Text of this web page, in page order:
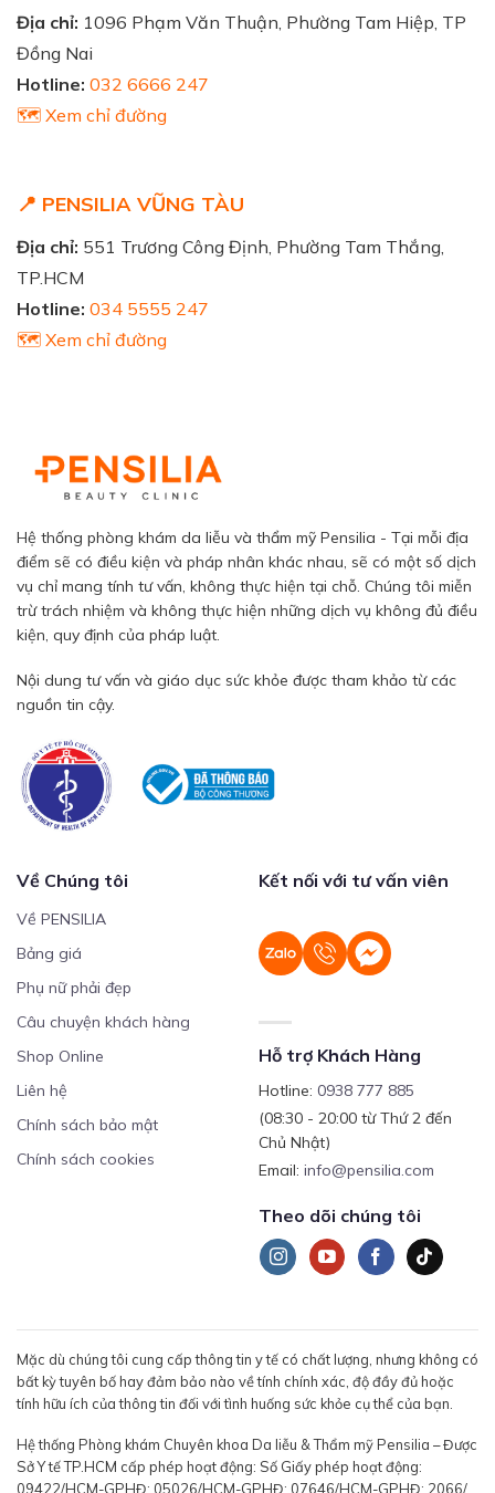
Địa chỉ: 1096 Phạm Văn Thuận, Phường Tam Hiệp, TP
Đồng Nai
Hotline: 032 6666 247
🗺️ Xem chỉ đường
📍 PENSILIA VŨNG TÀU
Địa chỉ: 551 Trương Công Định, Phường Tam Thắng,
TP.HCM
Hotline: 034 5555 247
🗺️ Xem chỉ đường
Hệ thống phòng khám da liễu và thẩm mỹ Pensilia - Tại mỗi địa
điểm sẽ có điều kiện và pháp nhân khác nhau, sẽ có một số dịch
vụ chỉ mang tính tư vấn, không thực hiện tại chỗ. Chúng tôi miễn
trừ trách nhiệm và không thực hiện những dịch vụ không đủ điều
kiện, quy định của pháp luật.
Nội dung tư vấn và giáo dục sức khỏe được tham khảo từ các
nguồn tin cậy.
Về Chúng tôi
Về PENSILIA
Bảng giá
Phụ nữ phải đẹp
Câu chuyện khách hàng
Shop Online
Liên hệ
Chính sách bảo mật
Chính sách cookies
Kết nối với tư vấn viên
Hỗ trợ Khách Hàng
Hotline: 0938 777 885
(08:30 - 20:00 từ Thứ 2 đến
Chủ Nhật)
Email: info@pensilia.com
Theo dõi chúng tôi
Mặc dù chúng tôi cung cấp thông tin y tế có chất lượng, nhưng không có
bất kỳ tuyên bố hay đảm bảo nào về tính chính xác, độ đầy đủ hoặc
tính hữu ích của thông tin đối với tình huống sức khỏe cụ thể của bạn.
Hệ thống Phòng khám Chuyên khoa Da liễu & Thẩm mỹ Pensilia – Được
Sở Y tế TP.HCM cấp phép hoạt động: Số Giấy phép hoạt động:
09422/HCM-GPHĐ; 05026/HCM-GPHĐ; 07646/HCM-GPHĐ; 2066/